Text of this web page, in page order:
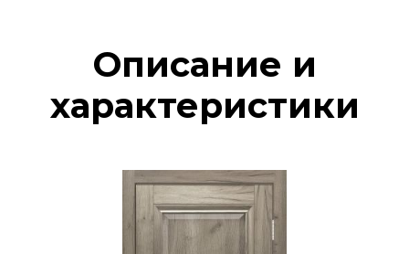
Описание и
характеристики